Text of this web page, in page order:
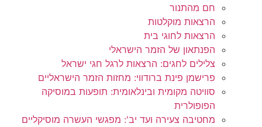
חם מהתנור
הרצאות מוקלטות
הרצאות לחוגי בית
הפנתאון של הזמר הישראלי
צלילים לחגים: הרצאות לרגל חגי ישראל
פרישמן פינת ברודווי: מחזות הזמר הישראליים
סוויטה מקומית ובינלאומית: תופעות במוסיקה
הפופולרית
מחטיבה צעירה ועד יב': מפגשי העשרה מוסיקליים